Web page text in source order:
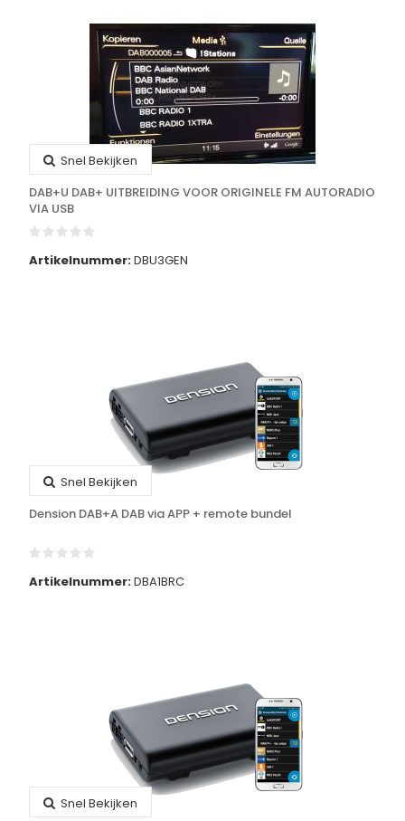
Snel Bekijken
DAB+U DAB+ UITBREIDING VOOR ORIGINELE FM AUTORADIO
VIA USB
Artikelnummer:DBU3GEN
Snel Bekijken
Dension DAB+A DAB via APP + remote bundel
Artikelnummer:DBA1BRC
Snel Bekijken